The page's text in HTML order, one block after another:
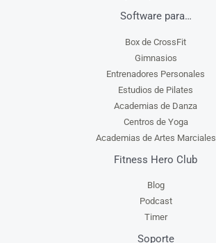
Software para…
Box de CrossFit
Gimnasios
Entrenadores Personales
Estudios de Pilates
Academias de Danza
Centros de Yoga
Academias de Artes Marciales
Fitness Hero Club
Blog
Podcast
Timer
Soporte